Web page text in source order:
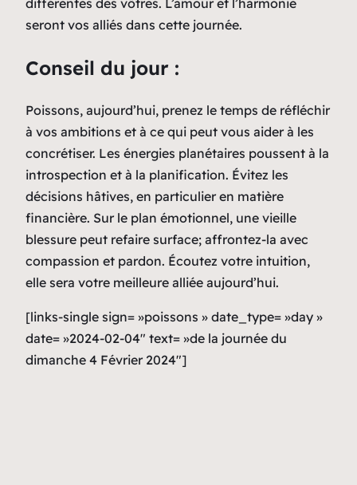
seront vos alliés dans cette journée.
Conseil du jour :
Poissons, aujourd’hui, prenez le temps de réfléchir
à vos ambitions et à ce qui peut vous aider à les
concrétiser. Les énergies planétaires poussent à la
introspection et à la planification. Évitez les
décisions hâtives, en particulier en matière
financière. Sur le plan émotionnel, une vieille
blessure peut refaire surface; affrontez-la avec
compassion et pardon. Écoutez votre intuition,
elle sera votre meilleure alliée aujourd’hui.
[links-single sign= »poissons » date_type= »day »
date= »2024-02-04″ text= »de la journée du
dimanche 4 Février 2024″]